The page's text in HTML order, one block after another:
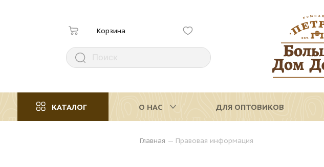
Корзина
КАТАЛОГ О НАС ДЛЯ ОПТОВИКОВ
Главная — Правовая информация